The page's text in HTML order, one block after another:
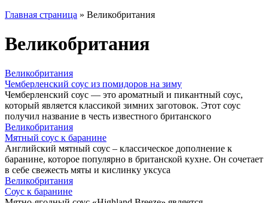
Главная страница » Великобритания
Великобритания
Великобритания
Чемберленский соус из помидоров на зиму
Чемберленский соус — это ароматный и пикантный соус,
который является классикой зимних заготовок. Этот соус
получил название в честь известного британского
Великобритания
Мятный соус к баранине
Английский мятный соус – классическое дополнение к
баранине, которое популярно в британской кухне. Он сочетает
в себе свежесть мяты и кислинку уксуса
Великобритания
Соус к баранине